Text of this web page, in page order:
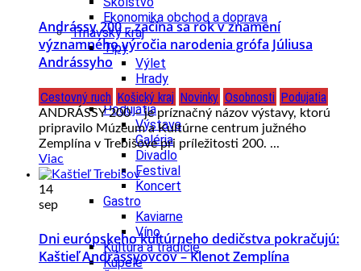
Ekonomika obchod a doprava
Trnavský kraj
Tipy
Výlet
Hrady
Zámok
Podujatia
Výstava
Galéria
Divadlo
Festival
Koncert
Gastro
Kaviarne
Víno
Kultúra a tradície
Kúpele
Andrássy 200 – začína sa rok v znamení
významného výročia narodenia grófa Júliusa
Andrássyho
Cestovný ruch Košický kraj Novinky Osobnosti Podujatia
ANDRÁSSY 200 – je príznačný názov výstavy, ktorú
pripravilo Múzeum a Kultúrne centrum južného
Zemplína v Trebišove pri príležitosti 200. ...
Viac
14
sep
Dni európskeho kultúrneho dedičstva pokračujú:
Kaštieľ Andrássyovcov – Klenot Zemplína